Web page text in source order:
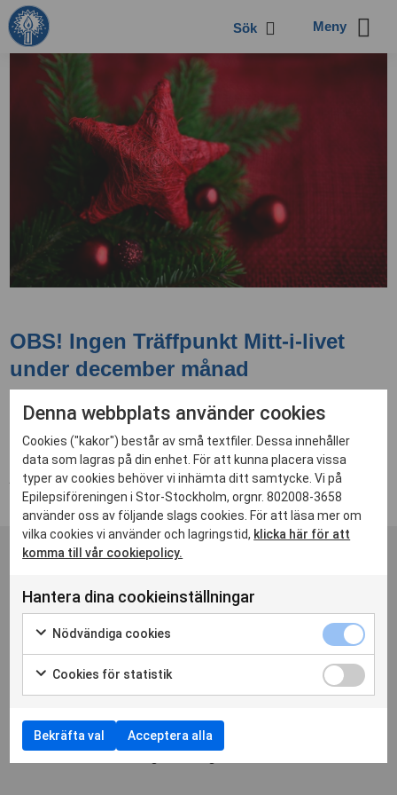
Sök
OBS! Ingen Träffpunkt Mitt-i-livet
under december månad
avCharlotte Waleij|feb 23, 2023|23-09-12,Kalendarium
Träffpunkt Mitt-i-livet blir inte av i december då den infaller under
julledigheten 🤶🎄🎄 God Jul 🎄...
S:t Göransgatan 84, 3 tr
112 38 Stockholm
Ring
08 – 650 81 50
Denna webbplats använder cookies
Cookies ("kakor") består av små textfiler. Dessa innehåller
data som lagras på din enhet. För att kunna placera vissa
typer av cookies behöver vi inhämta ditt samtycke. Vi på
Epilepsiföreningen i Stor-Stockholm, orgnr. 802008-3658
använder oss av följande slags cookies. För att läsa mer om
vilka cookies vi använder och lagringstid, klicka här för att
komma till vår cookiepolicy.
Hantera dina cookieinställningar
Nödvändiga cookies
Cookies för statistik
Bekräfta val Acceptera alla